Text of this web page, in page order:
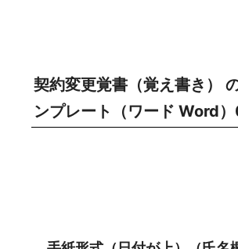
契約変更覚書（覚え書き）
ンプレート（ワード Word